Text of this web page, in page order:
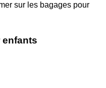
sur les bagages pour
enfants